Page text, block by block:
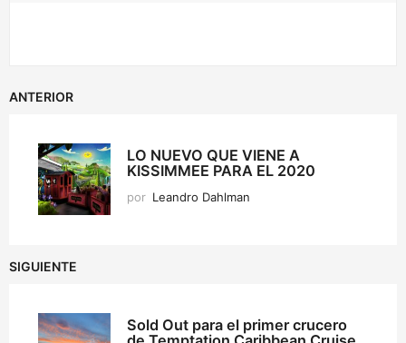
ANTERIOR
LO NUEVO QUE VIENE A
KISSIMMEE PARA EL 2020
por Leandro Dahlman
SIGUIENTE
Sold Out para el primer crucero